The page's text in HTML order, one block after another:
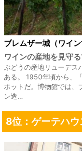
ブレムザー城（ワイン
ワインの産地を見守
ぶどうの産地リューデス
ある。 1950年頃から、
ポットだ。博物館では、
ン造…
8位：ゲーテハ